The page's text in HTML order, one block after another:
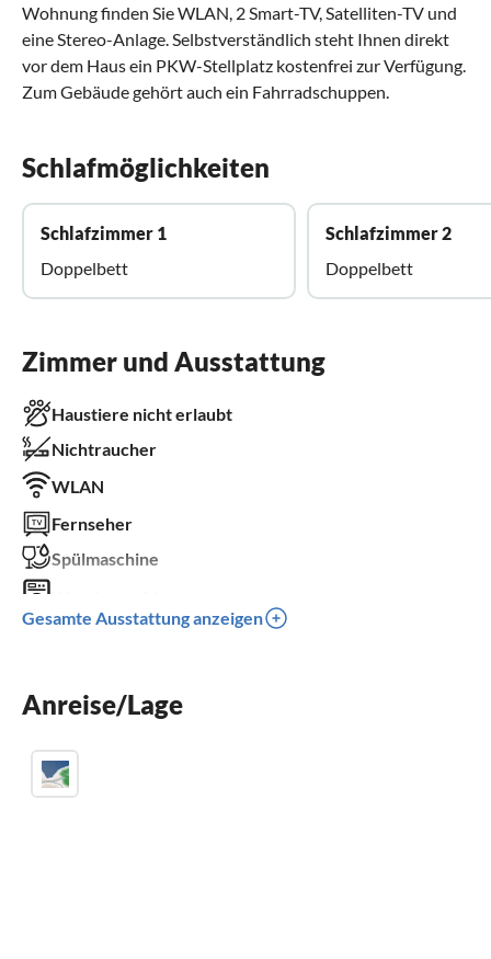
Wohnung finden Sie WLAN, 2 Smart-TV, Satelliten-TV und
eine Stereo-Anlage. Selbstverständlich steht Ihnen direkt
vor dem Haus ein PKW-Stellplatz kostenfrei zur Verfügung.
Zum Gebäude gehört auch ein Fahrradschuppen.
Schlafmöglichkeiten
Schlafzimmer 1
Doppelbett
Schlafzimmer 2
Doppelbett
Zimmer und Ausstattung
Haustiere nicht erlaubt
Nichtraucher
WLAN
Fernseher
Spülmaschine
Parkplatz
Gesamte Ausstattung anzeigen
Anreise/Lage